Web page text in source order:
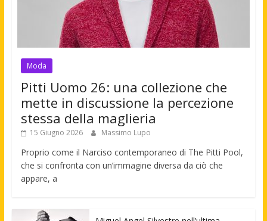
Moda
Pitti Uomo 26: una collezione che
mette in discussione la percezione
stessa della maglieria
15 Giugno 2026 Massimo Lupo
Proprio come il Narciso contemporaneo di The Pitti Pool,
che si confronta con un’immagine diversa da ciò che
appare, a